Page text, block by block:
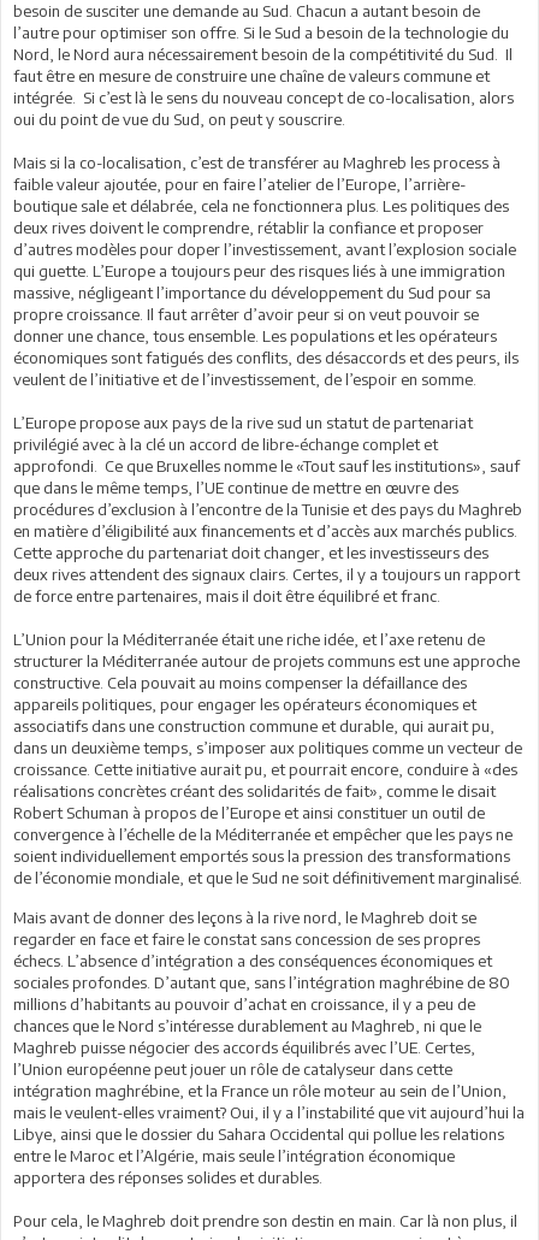
besoin de susciter une demande au Sud. Chacun a autant besoin de
l’autre pour optimiser son offre. Si le Sud a besoin de la technologie du
Nord, le Nord aura nécessairement besoin de la compétitivité du Sud. Il
faut être en mesure de construire une chaîne de valeurs commune et
intégrée. Si c’est là le sens du nouveau concept de co-localisation, alors
oui du point de vue du Sud, on peut y souscrire.
Mais si la co-localisation, c’est de transférer au Maghreb les process à
faible valeur ajoutée, pour en faire l’atelier de l’Europe, l’arrière-
boutique sale et délabrée, cela ne fonctionnera plus. Les politiques des
deux rives doivent le comprendre, rétablir la confiance et proposer
d’autres modèles pour doper l’investissement, avant l’explosion sociale
qui guette. L’Europe a toujours peur des risques liés à une immigration
massive, négligeant l’importance du développement du Sud pour sa
propre croissance. Il faut arrêter d’avoir peur si on veut pouvoir se
donner une chance, tous ensemble. Les populations et les opérateurs
économiques sont fatigués des conflits, des désaccords et des peurs, ils
veulent de l’initiative et de l’investissement, de l’espoir en somme.
L’Europe propose aux pays de la rive sud un statut de partenariat
privilégié avec à la clé un accord de libre-échange complet et
approfondi. Ce que Bruxelles nomme le «Tout sauf les institutions», sauf
que dans le même temps, l’UE continue de mettre en œuvre des
procédures d’exclusion à l’encontre de la Tunisie et des pays du Maghreb
en matière d’éligibilité aux financements et d’accès aux marchés publics.
Cette approche du partenariat doit changer, et les investisseurs des
deux rives attendent des signaux clairs. Certes, il y a toujours un rapport
de force entre partenaires, mais il doit être équilibré et franc.
L’Union pour la Méditerranée était une riche idée, et l’axe retenu de
structurer la Méditerranée autour de projets communs est une approche
constructive. Cela pouvait au moins compenser la défaillance des
appareils politiques, pour engager les opérateurs économiques et
associatifs dans une construction commune et durable, qui aurait pu,
dans un deuxième temps, s’imposer aux politiques comme un vecteur de
croissance. Cette initiative aurait pu, et pourrait encore, conduire à «des
réalisations concrètes créant des solidarités de fait», comme le disait
Robert Schuman à propos de l’Europe et ainsi constituer un outil de
convergence à l’échelle de la Méditerranée et empêcher que les pays ne
soient individuellement emportés sous la pression des transformations
de l’économie mondiale, et que le Sud ne soit définitivement marginalisé.
Mais avant de donner des leçons à la rive nord, le Maghreb doit se
regarder en face et faire le constat sans concession de ses propres
échecs. L’absence d’intégration a des conséquences économiques et
sociales profondes. D’autant que, sans l’intégration maghrébine de 80
millions d’habitants au pouvoir d’achat en croissance, il y a peu de
chances que le Nord s’intéresse durablement au Maghreb, ni que le
Maghreb puisse négocier des accords équilibrés avec l’UE. Certes,
l’Union européenne peut jouer un rôle de catalyseur dans cette
intégration maghrébine, et la France un rôle moteur au sein de l’Union,
mais le veulent-elles vraiment? Oui, il y a l’instabilité que vit aujourd’hui la
Libye, ainsi que le dossier du Sahara Occidental qui pollue les relations
entre le Maroc et l’Algérie, mais seule l’intégration économique
apportera des réponses solides et durables.
Pour cela, le Maghreb doit prendre son destin en main. Car là non plus, il